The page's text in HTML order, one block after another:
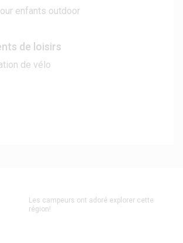
enfants outdoor
de loisirs
de vélo
Les campeurs ont adoré explorer cette
région!